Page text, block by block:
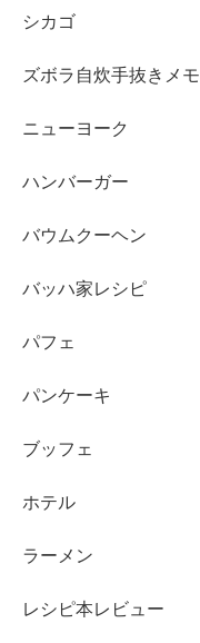
シカゴ
ズボラ自炊手抜きメモ
ニューヨーク
ハンバーガー
バウムクーヘン
バッハ家レシピ
パフェ
パンケーキ
ブッフェ
ホテル
ラーメン
レシピ本レビュー